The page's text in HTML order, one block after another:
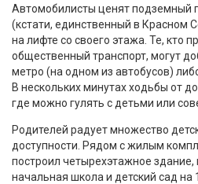
Автомобилисты ценят подземный
(кстати, единственный в Красном
на лифте со своего этажа. Те, кто
общественный транспорт, могут
метро (на одном из автобусов)
В нескольких минутах ходьбы от
где можно гулять с детьми или
Родителей радует множество
доступности. Рядом с жилым
построил четырехэтажное здание,
начальная школа и детский сад на